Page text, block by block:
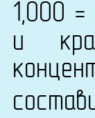
1,000
и